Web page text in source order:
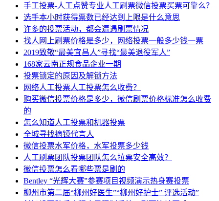
手工投票-人工点赞专业人工刷票微信投票买票可靠么？
选手本小时获得票数已经达到上限是什么意思
许多的投票活动，都会遭遇刷票情况
找人网上刷票价格是多少，网络投票一般多少钱一票
2019致敬“最美宜昌人”寻找“最美退役军人”
168家云南正规食品企业一期
投票锁定的原因及解锁方法
网络人工投票人工投票怎么收费？
购买微信投票价格是多少，微信刷票价格标准怎么收费
的
怎么知道人工投票和机器投票
全城寻找摘镜代言人
微信投票水军价格，水军投票多少钱
人工刷票团队投票团队怎么拉票安全高效？
微信投票怎么看哪些票是刷的
Bentley “光辉大赛”参赛项目视频演示热身赛投票
柳州市第二届“柳州好医生”“柳州好护士” 评选活动”